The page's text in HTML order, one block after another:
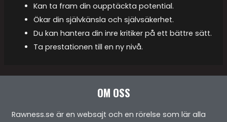
Kan ta fram din oupptäckta potential.
Ökar din självkänsla och självsäkerhet.
Du kan hantera din inre kritiker på ett bättre sätt.
Ta prestationen till en ny nivå.
OM OSS
Rawness.se är en websajt och en rörelse som lär alla